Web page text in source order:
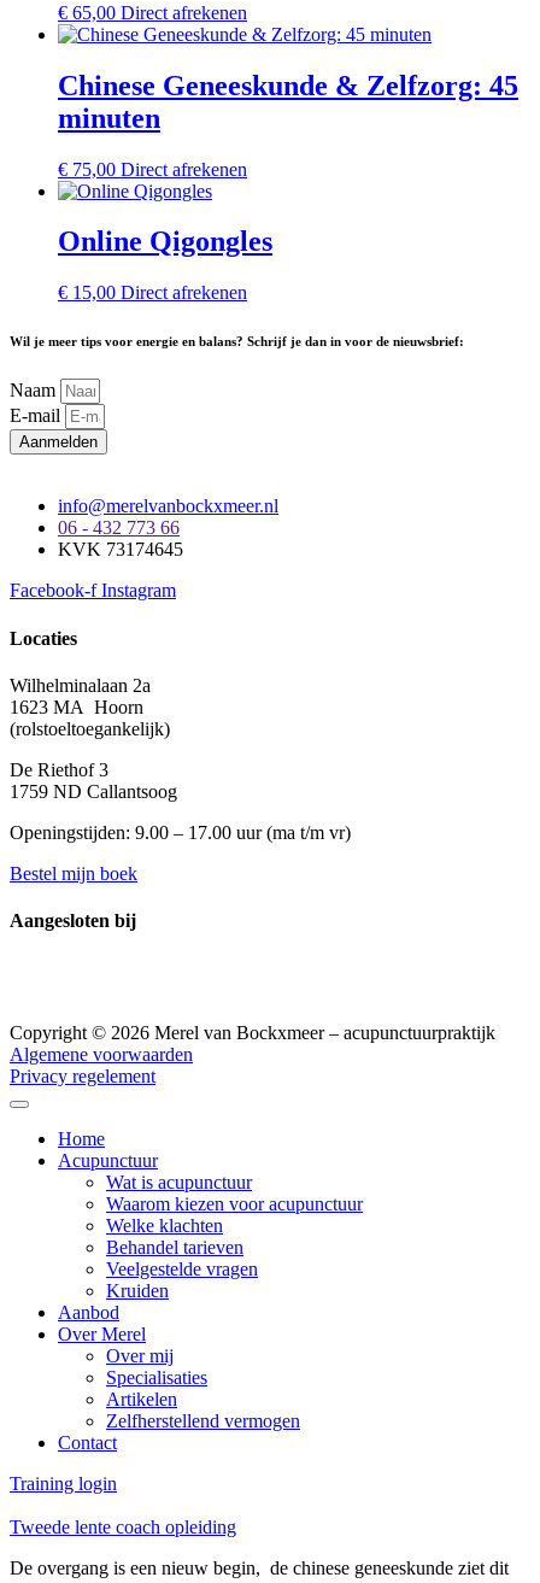
€ 65,00 Direct afrekenen
Chinese Geneeskunde & Zelfzorg: 45
minuten
€ 75,00 Direct afrekenen
Online Qigongles
€ 15,00 Direct afrekenen
Wil je meer tips voor energie en balans? Schrijf je dan in voor de nieuwsbrief:
Naam
E-mail
Aanmelden
info@merelvanbockxmeer.nl
06 - 432 773 66
KVK 73174645
Facebook-f Instagram
Locaties
Wilhelminalaan 2a
1623 MA Hoorn
(rolstoeltoegankelijk)
De Riethof 3
1759 ND Callantsoog
Openingstijden: 9.00 – 17.00 uur (ma t/m vr)
Bestel mijn boek
Aangesloten bij
Copyright © 2026 Merel van Bockxmeer – acupunctuurpraktijk
Algemene voorwaarden
Privacy regelement
Home
Acupunctuur
Wat is acupunctuur
Waarom kiezen voor acupunctuur
Welke klachten
Behandel tarieven
Veelgestelde vragen
Kruiden
Aanbod
Over Merel
Over mij
Specialisaties
Artikelen
Zelfherstellend vermogen
Contact
Training login
Tweede lente coach opleiding
De overgang is een nieuw begin, de chinese geneeskunde ziet dit